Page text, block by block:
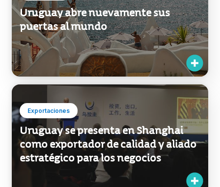
Uruguay abre nuevamente sus
puertas al mundo
Exportaciones
Uruguay se presenta en Shanghai
como exportador de calidad y aliado
estratégico para los negocios